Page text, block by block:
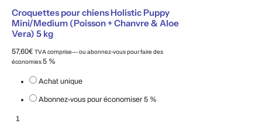
Croquettes pour chiens Holistic Puppy
Mini/Medium (Poisson + Chanvre & Aloe
Vera) 5 kg
57,60€ TVA comprise—ou abonnez-vous pour faire des
économies5 %
Achat unique
Abonnez-vous pour économiser 5 %
Croquettes pour chiens Holistic Puppy Mini/Medium (Poisson + Chanvre &